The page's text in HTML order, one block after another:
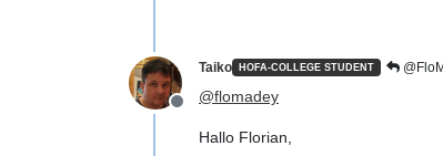
Offline
Taiko HOFA-COLLEGE STUDENT
@flomadey
Hallo Florian,